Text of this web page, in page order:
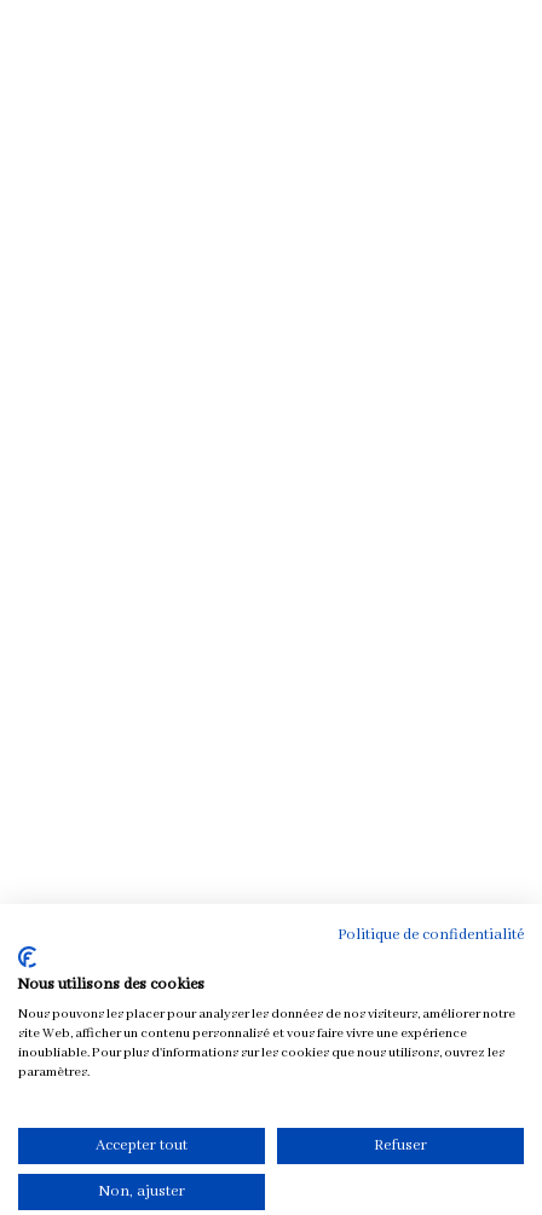
Politique de confidentialité
Nous utilisons des cookies
Nous pouvons les placer pour analyser les données de nos visiteurs, améliorer notre
site Web, afficher un contenu personnalisé et vous faire vivre une expérience
inoubliable. Pour plus d'informations sur les cookies que nous utilisons, ouvrez les
paramètres.
Accepter tout Refuser
Non, ajuster